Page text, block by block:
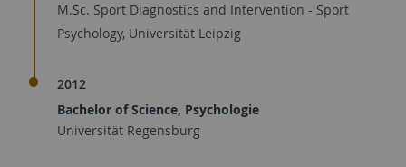
M.Sc. Sport Diagnostics and Intervention - Sport
Psychology, Universität Leipzig
2012
Bachelor of Science, Psychologie
Universität Regensburg